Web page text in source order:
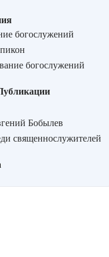
богослужений
богослужений
Бобылев
священнослужителей